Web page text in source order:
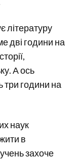
літературу
дві години на
А ось
три години на
наук
в
захоче